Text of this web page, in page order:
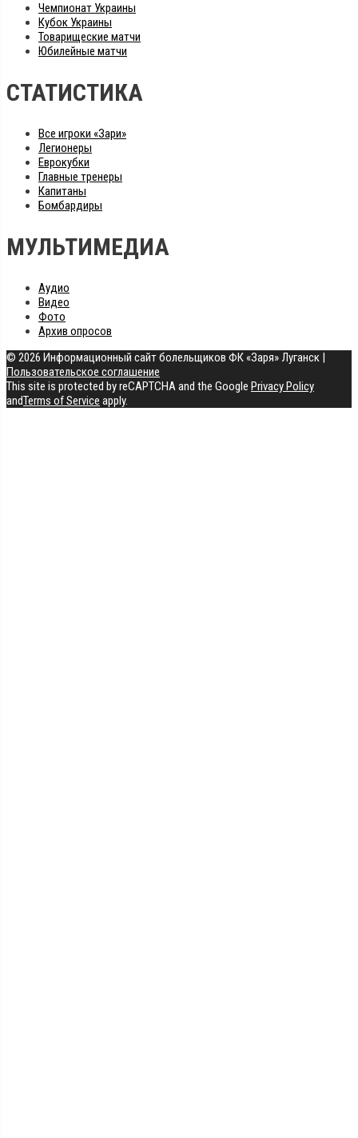
Чемпионат Украины
Кубок Украины
Товарищеские матчи
Юбилейные матчи
СТАТИСТИКА
Все игроки «Зари»
Легионеры
Еврокубки
Главные тренеры
Капитаны
Бомбардиры
МУЛЬТИМЕДИА
Аудио
Видео
Фото
Архив опросов
© 2026 Информационный сайт болельщиков ФК «Заря» Луганск |
Пользовательское соглашение
This site is protected by reCAPTCHA and the Google Privacy Policy
andTerms of Service apply.